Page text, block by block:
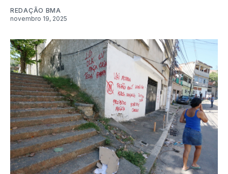
REDAÇÃO BMA
novembro 19, 2025